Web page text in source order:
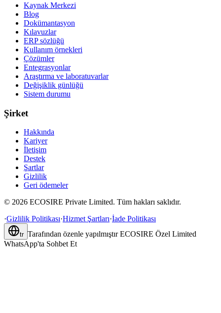
Kaynak Merkezi
Blog
Dokümantasyon
Kılavuzlar
ERP sözlüğü
Kullanım örnekleri
Çözümler
Entegrasyonlar
Araştırma ve laboratuvarlar
Değişiklik günlüğü
Sistem durumu
Şirket
Hakkında
Kariyer
İletişim
Destek
Şartlar
Gizlilik
Geri ödemeler
© 2026 ECOSIRE Private Limited. Tüm hakları saklıdır.
·Gizlilik Politikası·Hizmet Şartları·İade Politikası
tr Tarafından özenle yapılmıştır ECOSIRE Özel Limited
WhatsApp'ta Sohbet Et